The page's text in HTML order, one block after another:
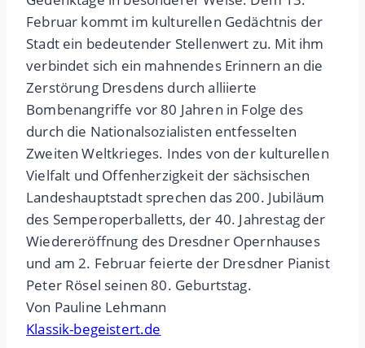
Februar kommt im kulturellen Gedächtnis der
Stadt ein bedeutender Stellenwert zu. Mit ihm
verbindet sich ein mahnendes Erinnern an die
Zerstörung Dresdens durch alliierte
Bombenangriffe vor 80 Jahren in Folge des
durch die Nationalsozialisten entfesselten
Zweiten Weltkrieges. Indes von der kulturellen
Vielfalt und Offenherzigkeit der sächsischen
Landeshauptstadt sprechen das 200. Jubiläum
des Semperoperballetts, der 40. Jahrestag der
Wiedereröffnung des Dresdner Opernhauses
und am 2. Februar feierte der Dresdner Pianist
Peter Rösel seinen 80. Geburtstag.
Von Pauline Lehmann
Klassik-begeistert.de